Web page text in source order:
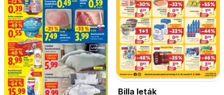
Billa leták